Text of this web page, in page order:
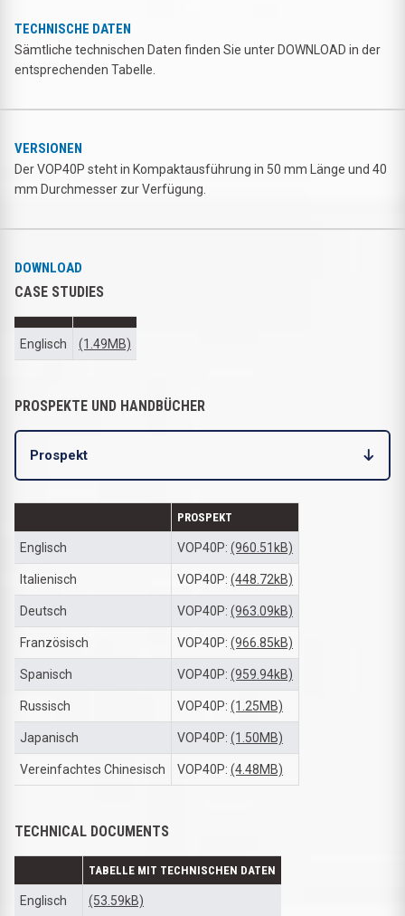
TECHNISCHE DATEN
Sämtliche technischen Daten finden Sie unter DOWNLOAD in der
entsprechenden Tabelle.
VERSIONEN
Der VOP40P steht in Kompaktausführung in 50 mm Länge und 40
mm Durchmesser zur Verfügung.
DOWNLOAD
CASE STUDIES
Englisch (1.49MB)
PROSPEKTE UND HANDBÜCHER
Prospekt
PROSPEKT
Englisch VOP40P: (960.51kB)
Italienisch VOP40P: (448.72kB)
Deutsch VOP40P: (963.09kB)
Französisch VOP40P: (966.85kB)
Spanisch VOP40P: (959.94kB)
Russisch VOP40P: (1.25MB)
Japanisch VOP40P: (1.50MB)
Vereinfachtes Chinesisch VOP40P: (4.48MB)
TECHNICAL DOCUMENTS
TABELLE MIT TECHNISCHEN DATEN
Englisch (53.59kB)